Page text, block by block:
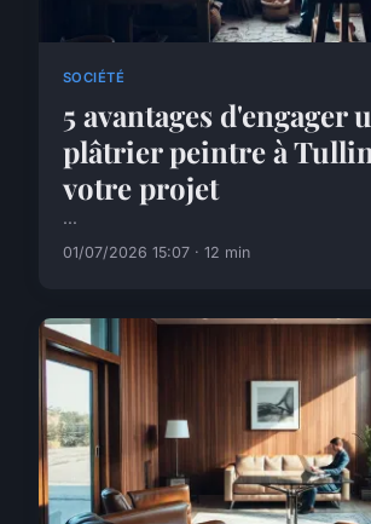
SOCIÉTÉ
5 avantages d'engager
plâtrier peintre à
votre projet
...
01/07/2026 15:07 · 12 min